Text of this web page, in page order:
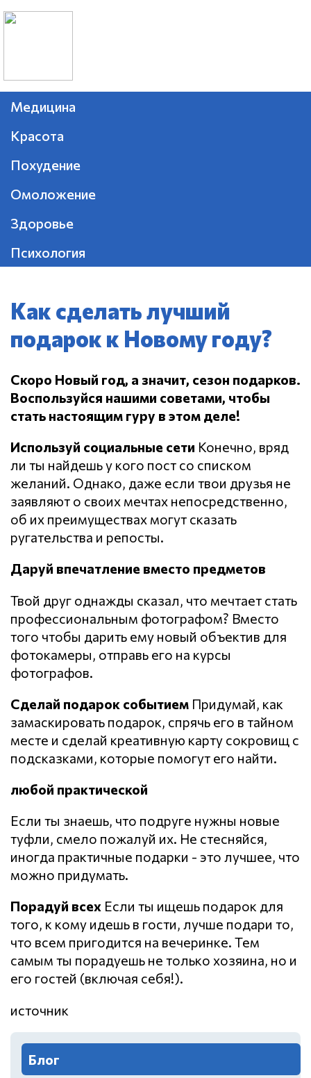
Медицина
Красота
Похудение
Омоложение
Здоровье
Психология
Как сделать лучший
подарок к Новому году?
Скоро Новый год, а значит, сезон подарков.
Воспользуйся нашими советами, чтобы
стать настоящим гуру в этом деле!
Используй социальные сети Конечно, вряд
ли ты найдешь у кого пост со списком
желаний. Однако, даже если твои друзья не
заявляют о своих мечтах непосредственно,
об их преимуществах могут сказать
ругательства и репосты.
Даруй впечатление вместо предметов
Твой друг однажды сказал, что мечтает стать
профессиональным фотографом? Вместо
того чтобы дарить ему новый объектив для
фотокамеры, отправь его на курсы
фотографов.
Сделай подарок событием Придумай, как
замаскировать подарок, спрячь его в тайном
месте и сделай креативную карту сокровищ с
подсказками, которые помогут его найти.
любой практической
Если ты знаешь, что подруге нужны новые
туфли, смело пожалуй их. Не стесняйся,
иногда практичные подарки - это лучшее, что
можно придумать.
Порадуй всех Если ты ищешь подарок для
того, к кому идешь в гости, лучше подари то,
что всем пригодится на вечеринке. Тем
самым ты порадуешь не только хозяина, но и
его гостей (включая себя!).
источник
Блог